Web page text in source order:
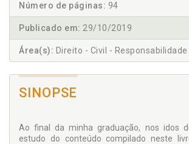
Número de páginas: 94
Publicado em: 29/10/2019
Área(s): Direito - Civil - Responsabilidade
SINOPSE
Ao final da minha graduação, nos idos
estudo do conteúdo compilado neste